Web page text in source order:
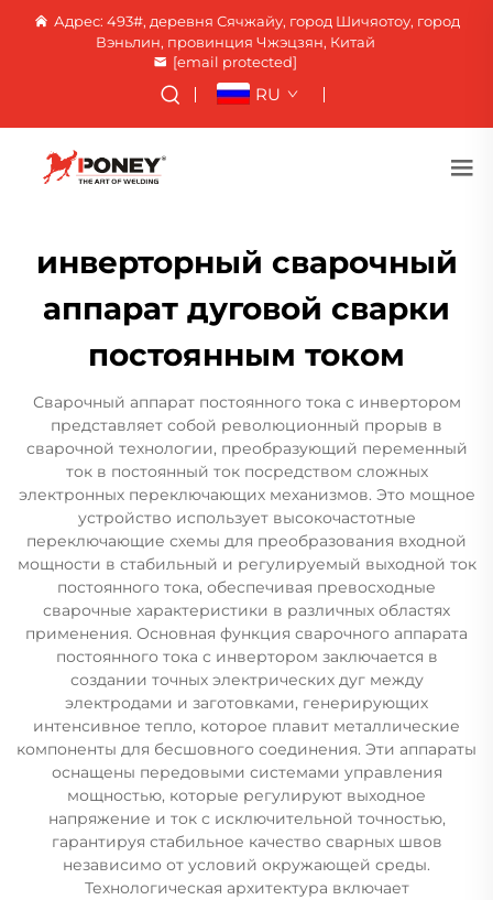
Адрес: 493#, деревня Сячжайу, город Шичяотоу, город
Вэньлин, провинция Чжэцзян, Китай
[email protected]
RU
инверторный сварочный
аппарат дуговой сварки
постоянным током
Сварочный аппарат постоянного тока с инвертором
представляет собой революционный прорыв в
сварочной технологии, преобразующий переменный
ток в постоянный ток посредством сложных
электронных переключающих механизмов. Это мощное
устройство использует высокочастотные
переключающие схемы для преобразования входной
мощности в стабильный и регулируемый выходной ток
постоянного тока, обеспечивая превосходные
сварочные характеристики в различных областях
применения. Основная функция сварочного аппарата
постоянного тока с инвертором заключается в
создании точных электрических дуг между
электродами и заготовками, генерирующих
интенсивное тепло, которое плавит металлические
компоненты для бесшовного соединения. Эти аппараты
оснащены передовыми системами управления
мощностью, которые регулируют выходное
напряжение и ток с исключительной точностью,
гарантируя стабильное качество сварных швов
независимо от условий окружающей среды.
Технологическая архитектура включает